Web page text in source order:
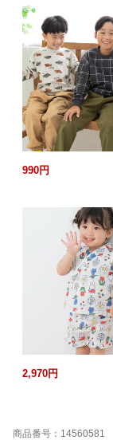
990円
2,970円
商品番号：14560581